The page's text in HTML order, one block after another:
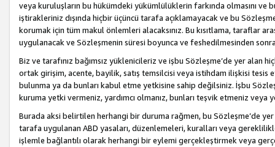
veya kuruluşların bu hükümdeki yükümlülüklerin farkında olmasını ve
iştirakleriniz dışında hiçbir üçüncü tarafa açıklamayacak ve bu
korumak için tüm makul önlemleri alacaksınız. Bu kısıtlama, taraflar
uygulanacak ve Sözleşmenin süresi boyunca ve feshedilmesinden
Biz ve tarafınız bağımsız yüklenicileriz ve işbu Sözleşme’de yer alan
ortak girişim, acente, bayilik, satış temsilcisi veya istihdam ilişkisi
bulunma ya da bunları kabul etme yetkisine sahip değilsiniz. İşbu
kuruma yetki vermeniz, yardımcı olmanız, bunları teşvik etmeniz
Burada aksi belirtilen herhangi bir duruma rağmen, bu Sözleşme’de
tarafa uygulanan ABD yasaları, düzenlemeleri, kuralları veya
işlemle bağlantılı olarak herhangi bir eylemi gerçekleştirmek veya